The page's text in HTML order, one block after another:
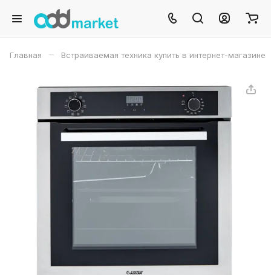
Главная – Встраиваемая техника купить в интернет-магазине